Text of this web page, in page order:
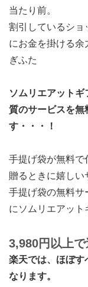
当たり前。
割引しているショ
にお金を掛ける余
ぎふた
ソムリエアット
質のサービスを無
す・・・！
手提げ袋が無料で
贈るときに嬉しい
手提げ袋の無料サ
にソムリエアット
3,980円以上
楽天では、ほぼす
なります。